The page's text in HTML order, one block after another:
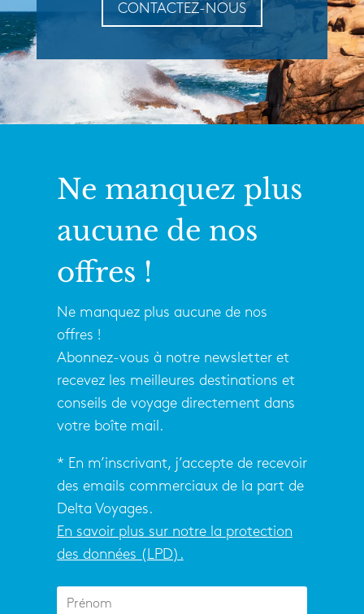
CONTACTEZ-NOUS
Ne manquez plus
aucune de nos
offres !
Ne manquez plus aucune de nos
offres !
Abonnez-vous à notre newsletter et
recevez les meilleures destinations et
conseils de voyage directement dans
votre boîte mail.
* En m’inscrivant, j’accepte de recevoir
des emails commerciaux de la part de
Delta Voyages.
En savoir plus sur notre la protection
des données (LPD).